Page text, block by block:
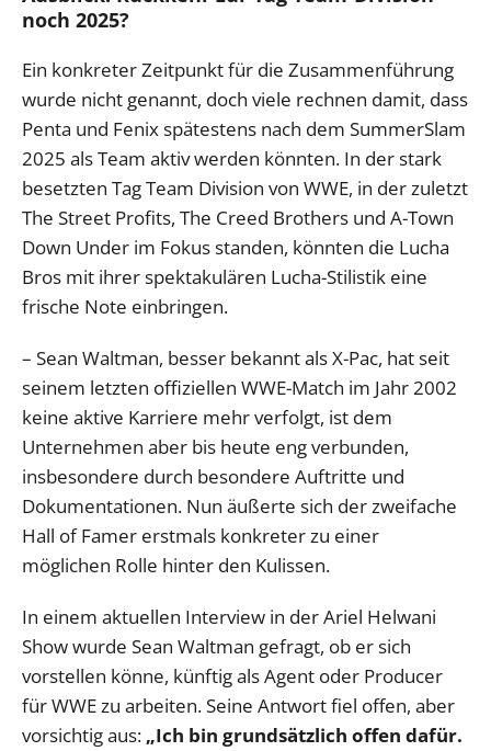
noch 2025?
Ein konkreter Zeitpunkt für die Zusammenführung
wurde nicht genannt, doch viele rechnen damit, dass
Penta und Fenix spätestens nach dem SummerSlam
2025 als Team aktiv werden könnten. In der stark
besetzten Tag Team Division von WWE, in der zuletzt
The Street Profits, The Creed Brothers und A-Town
Down Under im Fokus standen, könnten die Lucha
Bros mit ihrer spektakulären Lucha-Stilistik eine
frische Note einbringen.
– Sean Waltman, besser bekannt als X-Pac, hat seit
seinem letzten offiziellen WWE-Match im Jahr 2002
keine aktive Karriere mehr verfolgt, ist dem
Unternehmen aber bis heute eng verbunden,
insbesondere durch besondere Auftritte und
Dokumentationen. Nun äußerte sich der zweifache
Hall of Famer erstmals konkreter zu einer
möglichen Rolle hinter den Kulissen.
In einem aktuellen Interview in der Ariel Helwani
Show wurde Sean Waltman gefragt, ob er sich
vorstellen könne, künftig als Agent oder Producer
für WWE zu arbeiten. Seine Antwort fiel offen, aber
vorsichtig aus: „Ich bin grundsätzlich offen dafür.